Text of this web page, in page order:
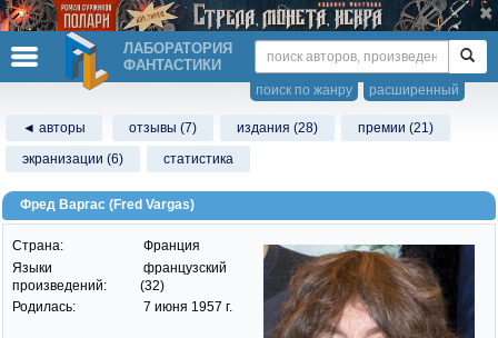
ЛАБОРАТОРИЯ
ФАНТАСТИКИ
расширенный
поиск по жанру
◄ авторы отзывы (7) издания (28)
премии (21)
экранизации (6)
статистика
Фред Варгас (Fred Vargas)
Страна:
Франция
Языки
произведений:
французский
(32)
Родилась:
7 июня 1957 г.